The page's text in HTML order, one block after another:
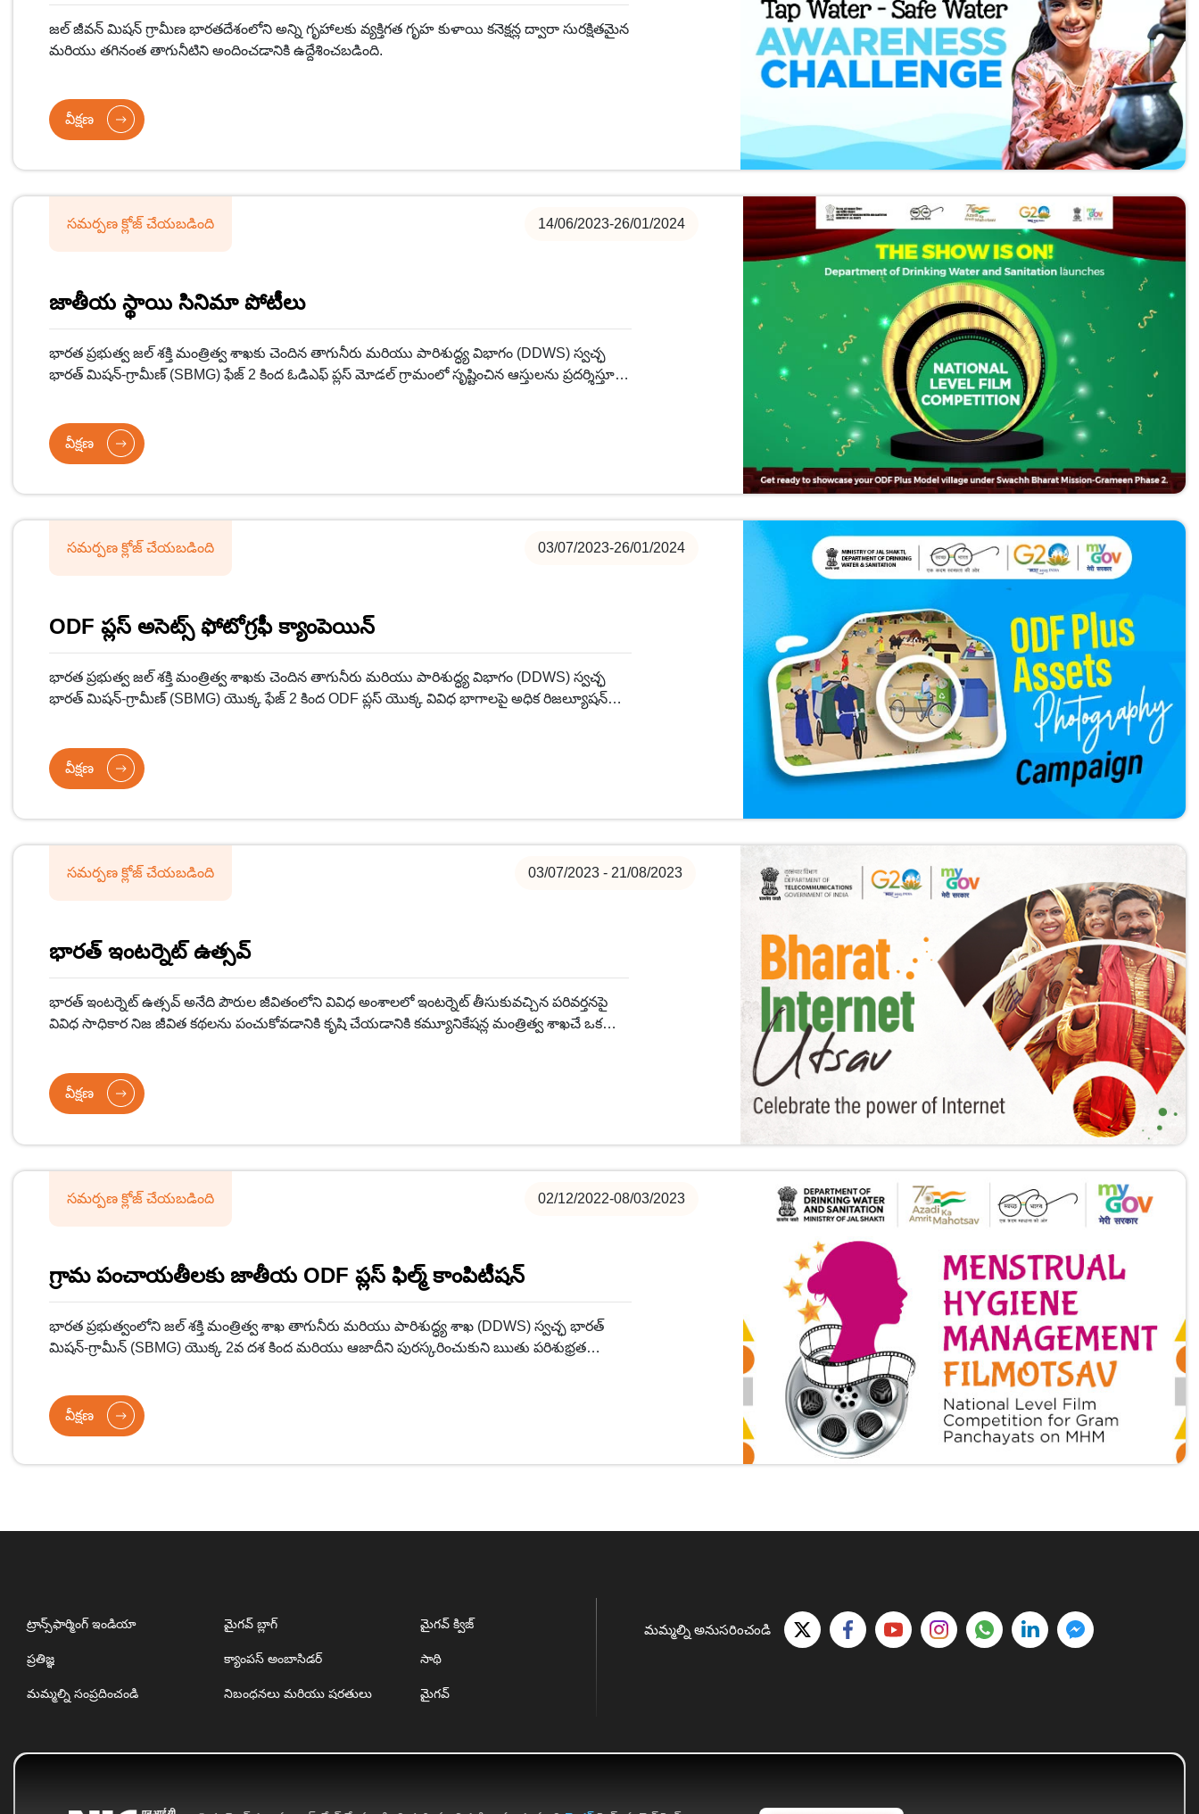
జల్ జీవన్ మిషన్ గ్రామీణ భారతదేశంలోని అన్ని గృహాలకు వ్యక్తిగత గృహ కుళాయి కనెక్షన్ల ద్వారా సురక్షితమైన
మరియు తగినంత తాగునీటిని అందించడానికి ఉద్దేశించబడింది.
వీక్షణ
సమర్పణ క్లోజ్ చేయబడింది 14/06/2023-26/01/2024
జాతీయ స్థాయి సినిమా పోటీలు
భారత ప్రభుత్వ జల్ శక్తి మంత్రిత్వ శాఖకు చెందిన తాగునీరు మరియు పారిశుద్ధ్య విభాగం (DDWS) స్వచ్ఛ
భారత్ మిషన్-గ్రామీణ్ (SBMG) ఫేజ్ 2 కింద ఓడిఎఫ్ ప్లస్ మోడల్ గ్రామంలో సృష్టించిన ఆస్తులను ప్రదర్శిస్తూ
వీక్షణ
సమర్పణ క్లోజ్ చేయబడింది 03/07/2023-26/01/2024
ODF ప్లస్ అసెట్స్ ఫోటోగ్రఫీ క్యాంపెయిన్
భారత ప్రభుత్వ జల్ శక్తి మంత్రిత్వ శాఖకు చెందిన తాగునీరు మరియు పారిశుద్ధ్య విభాగం (DDWS) స్వచ్ఛ
భారత్ మిషన్-గ్రామీణ్ (SBMG) యొక్క ఫేజ్ 2 కింద ODF ప్లస్ యొక్క వివిధ భాగాలపై అధిక రిజల్యూషన్
వీక్షణ
సమర్పణ క్లోజ్ చేయబడింది 03/07/2023 - 21/08/2023
భారత్ ఇంటర్నెట్ ఉత్సవ్
భారత్ ఇంటర్నెట్ ఉత్సవ్ అనేది పౌరుల జీవితంలోని వివిధ అంశాలలో ఇంటర్నెట్ తీసుకువచ్చిన పరివర్తనపై
వివిధ సాధికార నిజ జీవిత కథలను పంచుకోవడానికి కృషి చేయడానికి కమ్యూనికేషన్ల మంత్రిత్వ శాఖచే ఒక
వీక్షణ
సమర్పణ క్లోజ్ చేయబడింది 02/12/2022-08/03/2023
గ్రామ పంచాయతీలకు జాతీయ ODF ప్లస్ ఫిల్మ్ కాంపిటీషన్
భారత ప్రభుత్వంలోని జల్ శక్తి మంత్రిత్వ శాఖ తాగునీరు మరియు పారిశుద్ధ్య శాఖ (DDWS) స్వచ్ఛ భారత్
మిషన్-గ్రామీన్ (SBMG) యొక్క 2వ దశ కింద మరియు ఆజాదీని పురస్కరించుకుని ఋతు పరిశుభ్రత
వీక్షణ
ట్రాన్స్‌ఫార్మింగ్ ఇండియా మైగవ్ బ్లాగ్ మైగవ్ క్విజ్
ప్రతిజ్ఞ క్యాంపస్ అంబాసిడర్ సాథి
మమ్మల్ని సంప్రదించండి నిబంధనలు మరియు షరతులు మైగవ్
మమ్మల్ని అనుసరించండి